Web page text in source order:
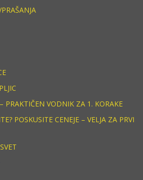
PRAKTIČEN VODNIK ZA 1. KORAKE
POSKUSITE CENEJE – VELJA ZA PRVI